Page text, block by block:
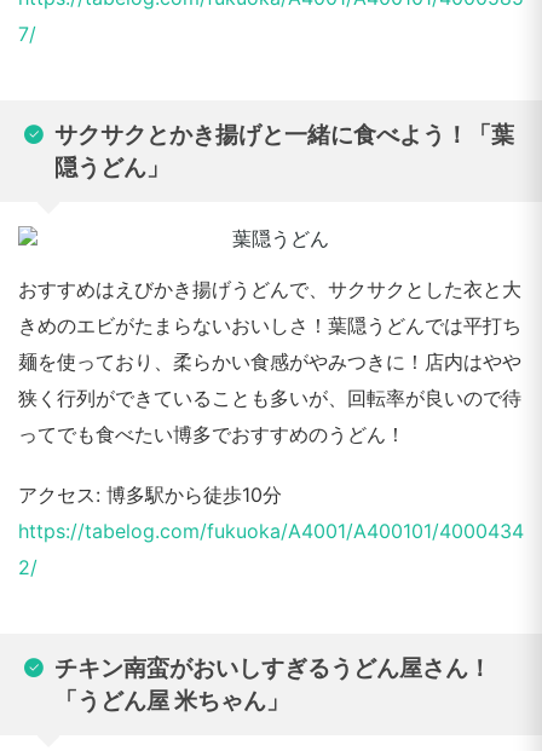
7/
サクサクとかき揚げと一緒に食べよう！「葉
隠うどん」
おすすめはえびかき揚げうどんで、サクサクとした衣と大
きめのエビがたまらないおいしさ！葉隠うどんでは平打ち
麺を使っており、柔らかい食感がやみつきに！店内はやや
狭く行列ができていることも多いが、回転率が良いので待
ってでも食べたい博多でおすすめのうどん！
アクセス: 博多駅から徒歩10分
https://tabelog.com/fukuoka/A4001/A400101/4000434
2/
チキン南蛮がおいしすぎるうどん屋さん！
「うどん屋 米ちゃん」